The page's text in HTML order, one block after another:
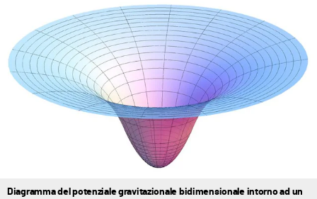
Diagramma del potenziale gravitazionale bidimensionale intorno ad un